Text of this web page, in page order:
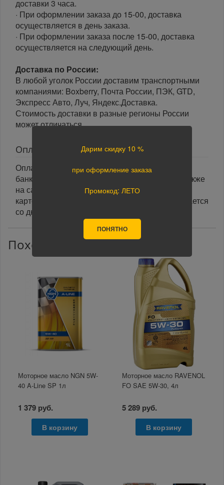
доставки 3 часа.
· При оформлении заказа до 15-00, доставка
осуществляется в день заказа.
· При оформлении заказа после 15-00, доставка
осуществляется на следующий день.
Доставка по России:
В любой уголок России доставим транспортными
компаниями: Boxberry, Почта России, ПЭК, GTD,
Экспресс Авто, Луч, Яндекс.Доставка.
Стоимость доставки в разные регионы России
может отличаться.
Оплата
Оплата заказа осуществляется наличными или
банковской картой курьеру при получении, а также
на сайте при оформлении заказа. При оплате
картой на сайте указанный срок доставки считается
со дня поступления оплаты.
Похожие товары
Моторное масло NGN 5W-
40 A-Line SP 1л
1 379 руб.
В корзину
Моторное масло RAVENOL
FO SAE 5W-30, 4л
5 289 руб.
В корзину
Дарим скидку 10 %
при оформление заказа
Промокод: ЛЕТО
ПОНЯТНО